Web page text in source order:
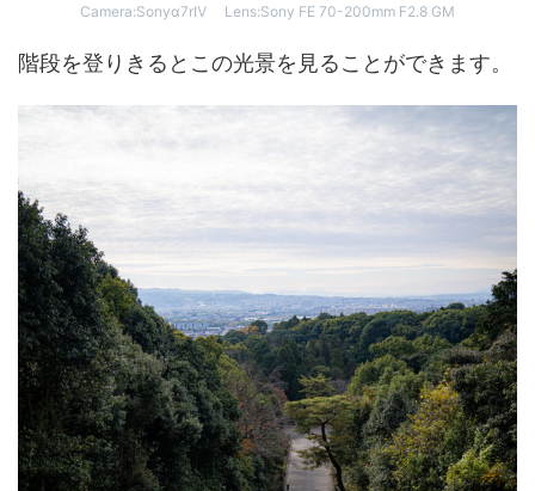
Camera:Sonyα7rⅣ Lens:Sony FE 70-200mm F2.8 GM
階段を登りきるとこの光景を見ることができます。